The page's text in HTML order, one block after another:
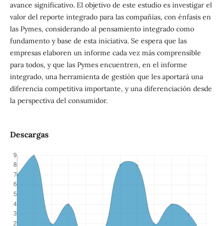
avance significativo. El objetivo de este estudio es investigar el
valor del reporte integrado para las compañías, con énfasis en
las Pymes, considerando al pensamiento integrado como
fundamento y base de esta iniciativa. Se espera que las
empresas elaboren un informe cada vez más comprensible
para todos, y que las Pymes encuentren, en el informe
integrado, una herramienta de gestión que les aportará una
diferencia competitiva importante, y una diferenciación desde
la perspectiva del consumidor.
Descargas